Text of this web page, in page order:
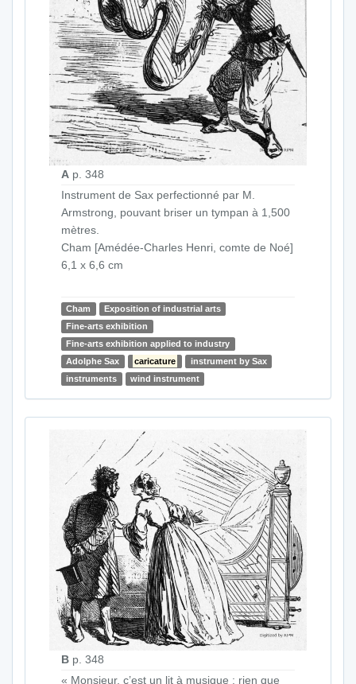
A p. 348
Instrument de Sax perfectionné par M.
Armstrong, pouvant briser un tympan à 1,500
mètres.
Cham [Amédée-Charles Henri, comte de Noé]
6,1 x 6,6 cm
Cham
Exposition of industrial arts
Fine-arts exhibition
Fine-arts exhibition applied to industry
Adolphe Sax
caricature
instrument by Sax
instruments
wind instrument
B p. 348
« Monsieur, c’est un lit à musique : rien que